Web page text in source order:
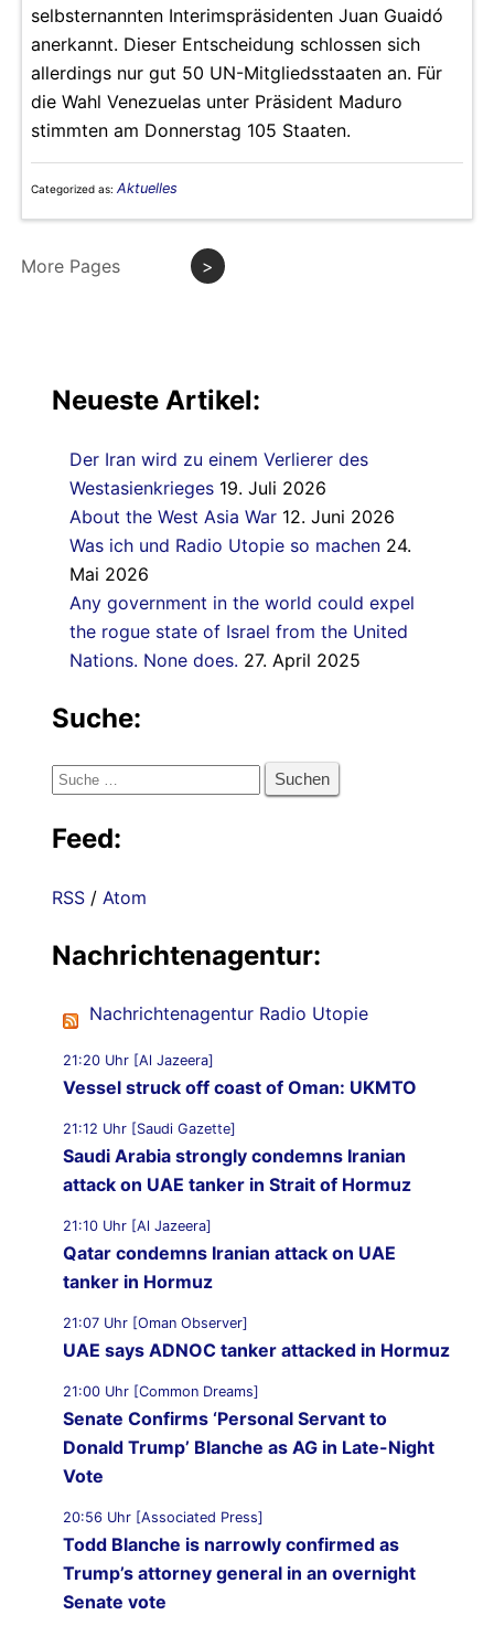
selbsternannten Interimspräsidenten Juan Guaidó
anerkannt. Dieser Entscheidung schlossen sich
allerdings nur gut 50 UN-Mitgliedsstaaten an. Für
die Wahl Venezuelas unter Präsident Maduro
stimmten am Donnerstag 105 Staaten.
Categorized as: Aktuelles
More Pages >
Neueste Artikel:
Der Iran wird zu einem Verlierer des
Westasienkrieges 19. Juli 2026
About the West Asia War 12. Juni 2026
Was ich und Radio Utopie so machen 24.
Mai 2026
Any government in the world could expel
the rogue state of Israel from the United
Nations. None does. 27. April 2025
Suche:
Suche
Feed:
RSS / Atom
Nachrichtenagentur:
Nachrichtenagentur Radio Utopie
21:20 Uhr [Al Jazeera]
Vessel struck off coast of Oman: UKMTO
21:12 Uhr [Saudi Gazette]
Saudi Arabia strongly condemns Iranian
attack on UAE tanker in Strait of Hormuz
21:10 Uhr [Al Jazeera]
Qatar condemns Iranian attack on UAE
tanker in Hormuz
21:07 Uhr [Oman Observer]
UAE says ADNOC tanker attacked in Hormuz
21:00 Uhr [Common Dreams]
Senate Confirms ‘Personal Servant to
Donald Trump’ Blanche as AG in Late-Night
Vote
20:56 Uhr [Associated Press]
Todd Blanche is narrowly confirmed as
Trump’s attorney general in an overnight
Senate vote